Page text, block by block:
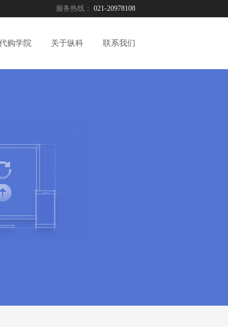
服务热线： 021-20978108
购学院 关于纵科 联系我们